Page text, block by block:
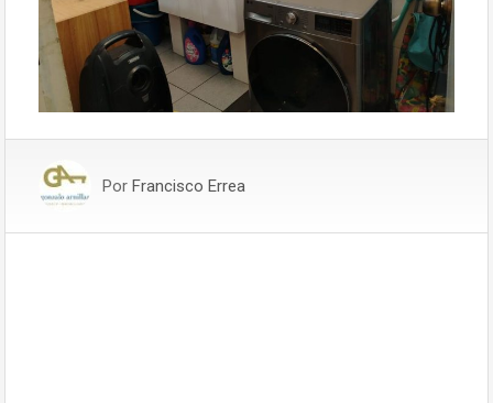
Por Francisco Errea